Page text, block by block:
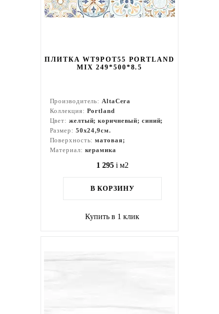
ПЛИТКА WT9POT55 PORTLAND
MIX 249*500*8.5
Производитель:AltaCera
Коллекция: Portland
Цвет: желтый; коричневый; синий;
Размер: 50x24,9см.
Поверхность:матовая;
Материал: керамика
1 295 i м2
В КОРЗИНУ
Купить в 1 клик